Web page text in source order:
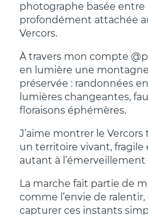
photographe basée entre
profondément attachée
Vercors.
À travers mon compte
en lumière une
préservée : randonnées
lumières changeantes,
floraisons éphémères.
J’aime montrer le Vercors
un territoire vivant,
autant à l’émerveillement
La marche fait partie de
comme l’envie de ralentir,
capturer ces instants